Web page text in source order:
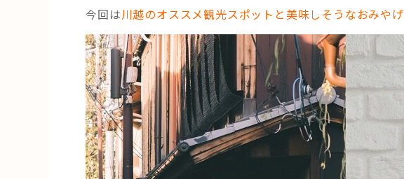
今回は川越のオススメ観光スポットと美味しそうなおみやげ